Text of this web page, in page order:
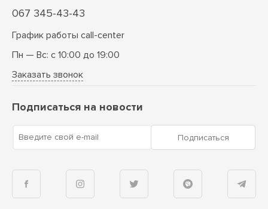
067 345-43-43
График работы call-center
Пн — Вс: с 10:00 до 19:00
Заказать звонок
Подписаться на новости
Введите свой e-mail Подписаться